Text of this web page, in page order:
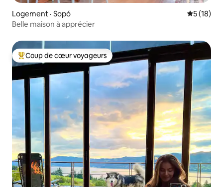
Logement · Sopó Note
5 (18)
Belle maison à apprécier
Coup de cœur voyageurs parmi les plus aimés
Coup de cœur voyageurs